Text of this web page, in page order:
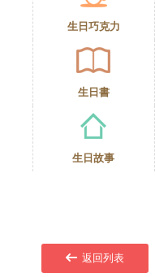
生日巧克力
生日書
生日故事
返回列表